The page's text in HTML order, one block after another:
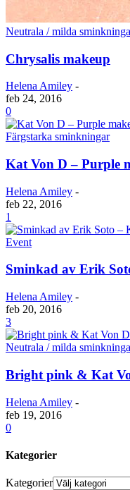
Neutrala / milda
Chrysalis makeup
Helena Amiley -
feb 24, 2016
0
Färgstarka sminkningar
Kat Von D – Purple
Helena Amiley -
feb 22, 2016
1
Event
Sminkad av Erik
Helena Amiley -
feb 20, 2016
3
Neutrala / milda
Bright pink & Kat
Helena Amiley -
feb 19, 2016
0
Kategorier
Kategorier